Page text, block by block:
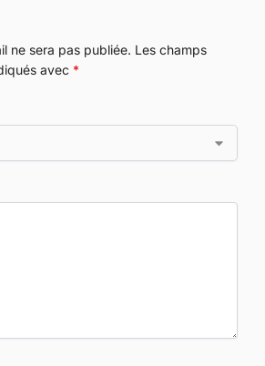
ne sera pas publiée. Les champs
avec *